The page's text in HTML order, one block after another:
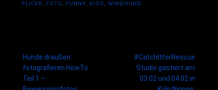
FLICKR , FOTO, FUNNY, KISS , WINDHUND
Hunde draußen
fotografieren HowTo
Teil 1 –
#CatchItforRescue
Studio gastiert am
03.02 und 04.02 in